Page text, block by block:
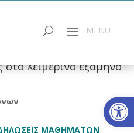
στο Χειμερινό εξάμηνο
ΜΑΘΗΜΑΤΩΝ